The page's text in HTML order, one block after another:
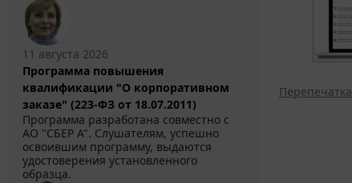
11 августа 2026
Программа повышения
квалификации "О корпоративном
заказе" (223-ФЗ от 18.07.2011)
Программа разработана совместно с
АО ''СБЕР А". Слушателям, успешно
освоившим программу, выдаются
удостоверения установленного
образца.
Перепечатка